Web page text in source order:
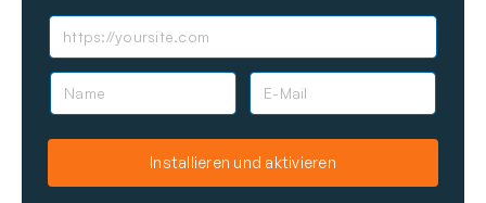
N
E
Installieren und aktivieren